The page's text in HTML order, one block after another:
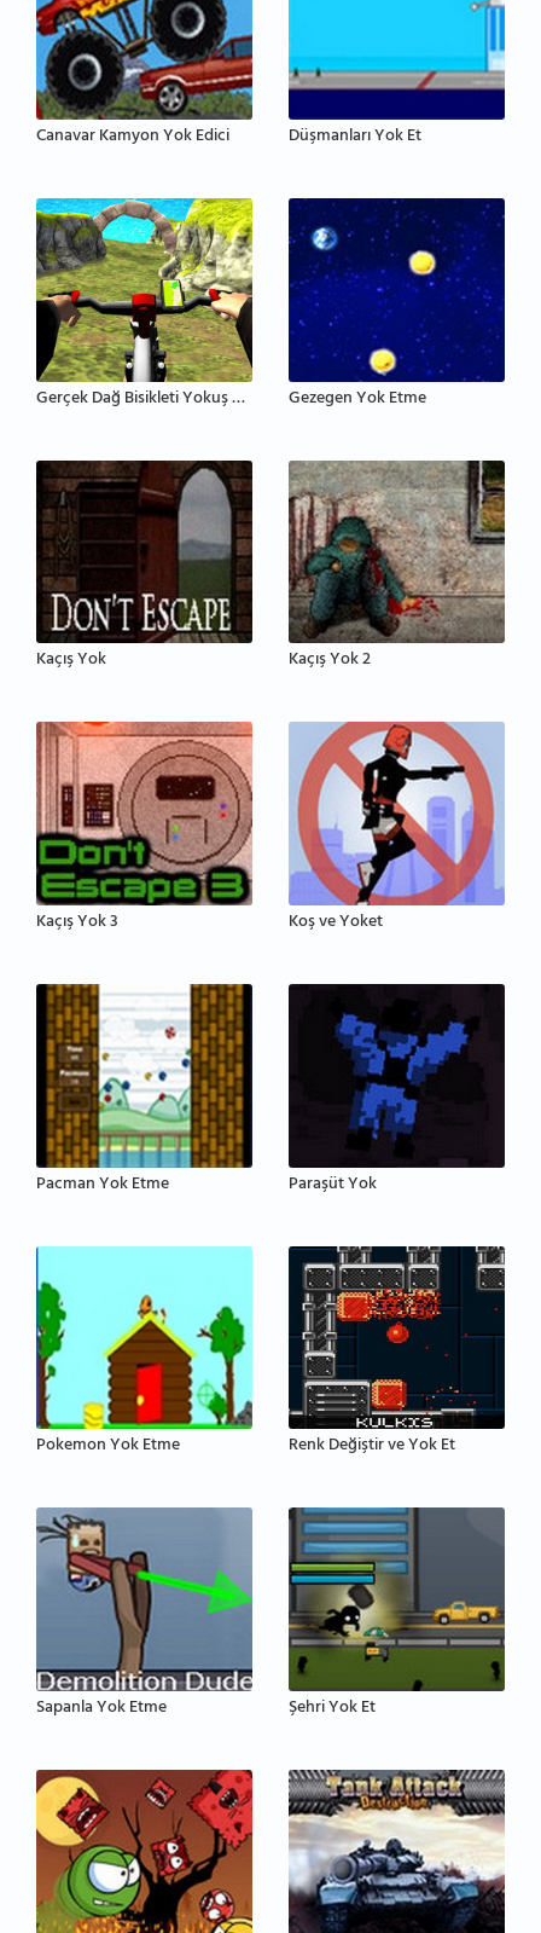
Canavar Kamyon Yok Edici Düşmanları Yok Et
Gerçek Dağ Bisikleti Yokuş Aşağı 3D Gezegen Yok Etme
Kaçış Yok Kaçış Yok 2
Kaçış Yok 3 Koş ve Yoket
Pacman Yok Etme Paraşüt Yok
Pokemon Yok Etme Renk Değiştir ve Yok Et
Sapanla Yok Etme Şehri Yok Et